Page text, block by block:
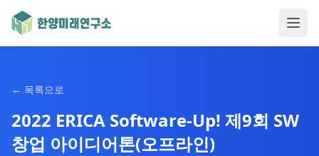
← 목록으로
2022 ERICA Software-Up! 제9회 SW
창업 아이디어톤(오프라인)